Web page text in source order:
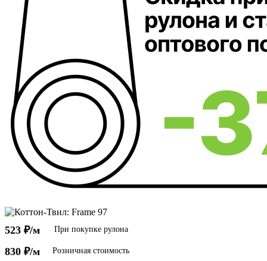
523 ₽/м При покупке рулона
830 ₽/м Розничная стоимость